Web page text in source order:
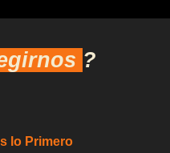
?
lo Primero